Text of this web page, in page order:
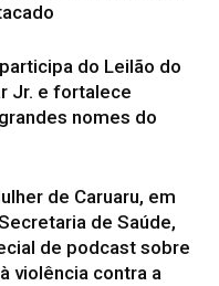
do Leilão do
Jr. e fortalece
nomes do
de Caruaru, em
de Saúde,
de podcast sobre
violência contra a